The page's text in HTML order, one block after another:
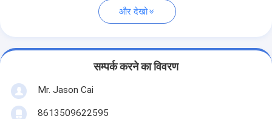
और देखो
सम्पर्क करने का विवरण
Mr. Jason Cai
8613509622595